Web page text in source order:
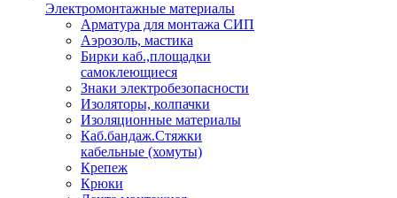
Электромонтажные материалы
Арматура для монтажа СИП
Аэрозоль, мастика
Бирки каб.,площадки
самоклеющиеся
Знаки электробезопасности
Изоляторы, колпачки
Изоляционные материалы
Каб.бандаж.Стяжки
кабельные (хомуты)
Крепеж
Крюки